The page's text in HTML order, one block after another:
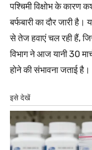
पश्चिमी विक्षोभ के कारण
बर्फबारी का दौर जारी
से तेज हवाएं चल रही हैं,
विभाग ने आज यानी 30
होने की संभावना जताई है।